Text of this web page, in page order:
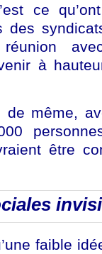
ce
des
à
de même,
être
faible